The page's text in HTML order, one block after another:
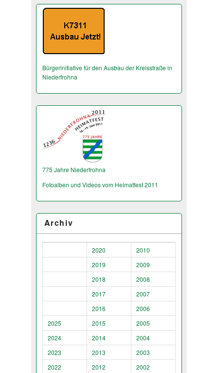
Bürgerinitiative für den Ausbau der Kreisstraße in
Niederfrohna
775 Jahre Niederfrohna
Fotoalben und Videos vom Heimatfest 2011
Archiv
2020
2010
2019
2009
2018
2008
2017
2007
2016
2006
2025
2015
2005
2024
2014
2004
2023
2013
2003
2022
2012
2002